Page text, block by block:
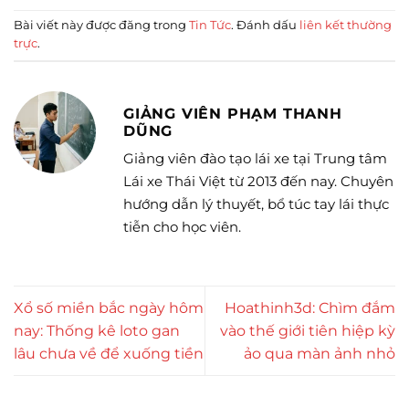
Bài viết này được đăng trong Tin Tức. Đánh dấu liên kết thường
trực.
GIẢNG VIÊN PHẠM THANH
DŨNG
Giảng viên đào tạo lái xe tại Trung tâm
Lái xe Thái Việt từ 2013 đến nay. Chuyên
hướng dẫn lý thuyết, bổ túc tay lái thực
tiễn cho học viên.
Xổ số miền bắc ngày hôm
nay: Thống kê loto gan
lâu chưa về để xuống tiền
Hoathinh3d: Chìm đắm
vào thế giới tiên hiệp kỳ
ảo qua màn ảnh nhỏ